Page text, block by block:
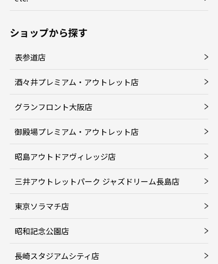
ショップから探す
表参道店
酒々井プレミアム・アウトレット店
グランフロント大阪店
御殿場プレミアム・アウトレット店
昭島アウトドアヴィレッジ店
三井アウトレットパーク ジャズドリーム長島店
東京ソラマチ店
昭和記念公園店
長崎スタジアムシティ店